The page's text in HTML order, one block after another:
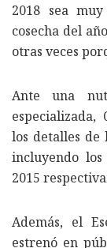
2018 sea
cosecha del
otras veces
Ante una
los detalles de
incluyendo
2015
Además, el
estrenó en